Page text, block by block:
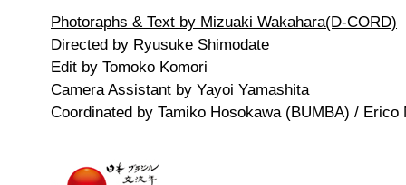
Photoraphs & Text by Mizuaki Wakahara(D-CORD)
Directed by Ryusuke Shimodate
Edit by Tomoko Komori
Camera Assistant by Yayoi Yamashita
Coordinated by Tamiko Hosokawa (BUMBA) / Erico